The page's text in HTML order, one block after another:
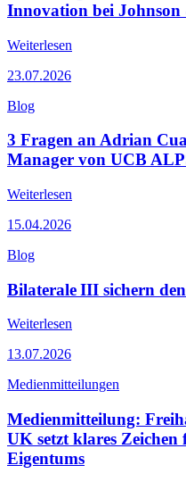
Innovation bei Johnson
Weiterlesen
23.07.2026
Blog
3 Fragen an Adrian
Manager von UCB
Weiterlesen
15.04.2026
Blog
Bilaterale III sichern
Weiterlesen
13.07.2026
Medienmitteilungen
Medienmitteilung:
UK setzt klares Zeichen
Eigentums